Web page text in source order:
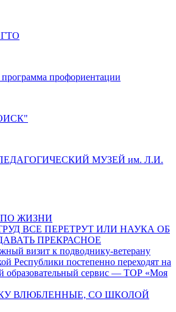
профориентации
МУЗЕЙ им. Л.И.
ЖИЗНИ
ВСЕ ПЕРЕТРУТ ИЛИ НАУКА ОБ
ПРЕКРАСНОЕ
визит к подводнику-ветерану
Республики постепенно переходят на
образовательный сервис — ТОР «Моя
ВЛЮБЛЕННЫЕ, СО ШКОЛОЙ